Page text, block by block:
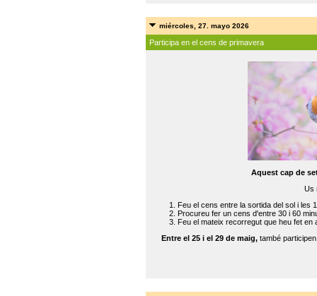
miércoles, 27. mayo 2026
Participa en el cens de primavera
Aquest cap de
Us
Feu el cens entre la sortida del sol i les
Procureu fer un cens d'entre 30 i 60
Feu el mateix recorregut que heu fet en
Entre el 25 i el 29 de maig, també